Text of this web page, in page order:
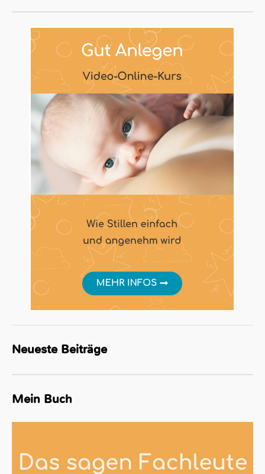
Neueste Beiträge
Mein Buch